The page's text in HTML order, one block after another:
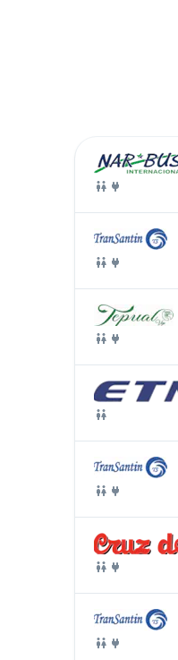
Bus
Bus
Bus
Bus
Bus
Bus
Bus